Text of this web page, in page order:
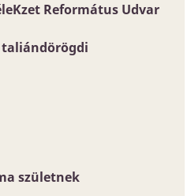
Református Udvar
születnek